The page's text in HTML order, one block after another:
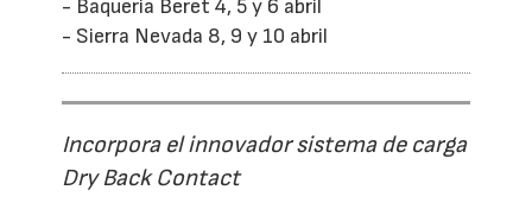
- Baqueria Beret 4, 5 y 6 abril
- Sierra Nevada 8, 9 y 10 abril
Incorpora el innovador sistema de carga
Dry Back Contact